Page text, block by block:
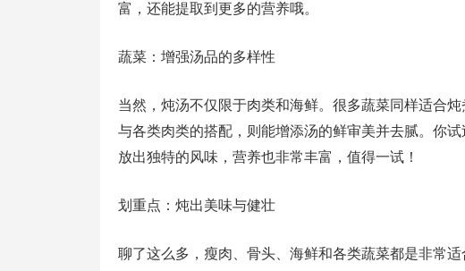
富，还能提取到更多的营养哦。
蔬菜：增强汤品的多样性
当然，炖汤不仅限于肉类和海鲜。很多蔬菜同样适合
与各类肉类的搭配，则能增添汤的鲜审美并去腻。你
放出独特的风味，营养也非常丰富，值得一试！
划重点：炖出美味与健壮
聊了这么多，瘦肉、骨头、海鲜和各类蔬菜都是非常